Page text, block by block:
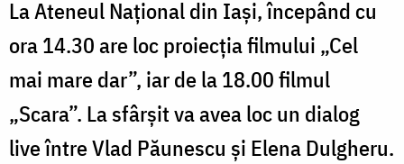
La Ateneul Național din Iași, începând cu
ora 14.30 are loc proiecția filmului „Cel
mai mare dar”, iar de la 18.00 filmul
„Scara”. La sfârșit va avea loc un dialog
live între Vlad Păunescu și Elena Dulgheru.